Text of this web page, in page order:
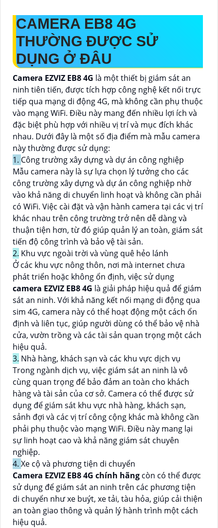
CAMERA EB8 4G
THƯỜNG ĐƯỢC SỬ
DỤNG Ở ĐÂU
Camera EZVIZ EB8 4G là một thiết bị giám sát an
ninh tiên tiến, được tích hợp công nghệ kết nối trực
tiếp qua mạng di động 4G, mà không cần phụ thuộc
vào mạng WiFi. Điều này mang đến nhiều lợi ích và
đặc biệt phù hợp với nhiều vị trí và mục đích khác
nhau. Dưới đây là một số địa điểm mà mẫu camera
này thường được sử dụng:
1. Công trường xây dựng và dự án công nghiệp
Mẫu camera này là sự lựa chọn lý tưởng cho các
công trường xây dựng và dự án công nghiệp nhờ
vào khả năng di chuyển linh hoạt và không cần phải
có WiFi. Việc cài đặt và vận hành camera tại các vị trí
khác nhau trên công trường trở nên dễ dàng và
thuận tiện hơn, từ đó giúp quản lý an toàn, giám sát
tiến độ công trình và bảo vệ tài sản.
2. Khu vực ngoài trời và vùng quê hẻo lánh
Ở các khu vực nông thôn, nơi mà internet chưa
phát triển hoặc không ổn định, việc sử dụng
camera EZVIZ EB8 4G là giải pháp hiệu quả để giám
sát an ninh. Với khả năng kết nối mạng di động qua
sim 4G, camera này có thể hoạt động một cách ổn
định và liên tục, giúp người dùng có thể bảo vệ nhà
cửa, vườn trồng và các tài sản quan trọng một cách
hiệu quả.
3. Nhà hàng, khách sạn và các khu vực dịch vụ
Trong ngành dịch vụ, việc giám sát an ninh là vô
cùng quan trọng để bảo đảm an toàn cho khách
hàng và tài sản của cơ sở. Camera có thể được sử
dụng để giám sát khu vực nhà hàng, khách sạn,
sảnh đợi và các vị trí công cộng khác mà không cần
phải phụ thuộc vào mạng WiFi. Điều này mang lại
sự linh hoạt cao và khả năng giám sát chuyên
nghiệp.
4. Xe cộ và phương tiện di chuyển
Camera EZVIZ EB8 4G chính hãng còn có thể được
sử dụng để giám sát an ninh trên các phương tiện
di chuyển như xe buýt, xe tải, tàu hỏa, giúp cải thiện
an toàn giao thông và quản lý hành trình một cách
hiệu quả.